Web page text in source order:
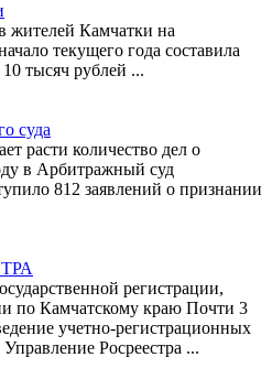
жителей Камчатки на
текущего года составила
тысяч рублей ...
суда
расти количество дел о
в Арбитражный суд
812 заявлений о признании
регистрации,
по Камчатскому краю Почти 3
учетно-регистрационных
Росреестра ...